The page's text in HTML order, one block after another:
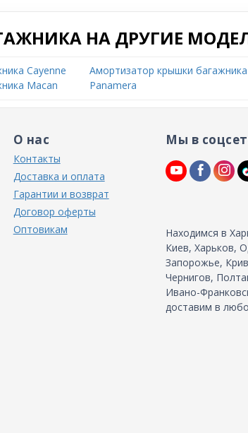
НА ДРУГИЕ МОДЕЛИ
Cayenne
Macan
Амортизатор крышки багажника
Panamera
О нас
Контакты
Доставка и оплата
Гарантии и возврат
Договор оферты
Оптовикам
Мы в
Находимся в
Киев, Харьков,
Запорожье,
Чернигов,
Ивано-
доставим в